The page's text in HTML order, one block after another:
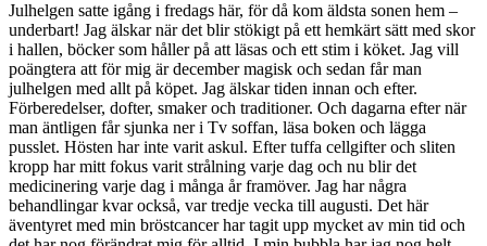
Julhelgen satte igång i fredags här, för då kom äldsta sonen hem –
underbart! Jag älskar när det blir stökigt på ett hemkärt sätt med skor
i hallen, böcker som håller på att läsas och ett stim i köket. Jag vill
poängtera att för mig är december magisk och sedan får man
julhelgen med allt på köpet. Jag älskar tiden innan och efter.
Förberedelser, dofter, smaker och traditioner. Och dagarna efter när
man äntligen får sjunka ner i Tv soffan, läsa boken och lägga
pusslet. Hösten har inte varit askul. Efter tuffa cellgifter och sliten
kropp har mitt fokus varit strålning varje dag och nu blir det
medicinering varje dag i många år framöver. Jag har några
behandlingar kvar också, var tredje vecka till augusti. Det här
äventyret med min bröstcancer har tagit upp mycket av min tid och